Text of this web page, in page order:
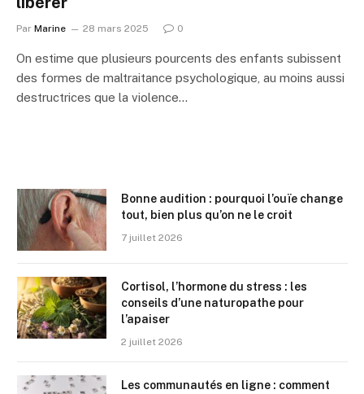
Par Marine 28 mars 2025 0
On estime que plusieurs pourcents des enfants subissent
des formes de maltraitance psychologique, au moins aussi
destructrices que la violence…
Bonne audition : pourquoi l’ouïe change
tout, bien plus qu’on ne le croit
7 juillet 2026
Cortisol, l’hormone du stress : les
conseils d’une naturopathe pour
l’apaiser
2 juillet 2026
Les communautés en ligne : comment